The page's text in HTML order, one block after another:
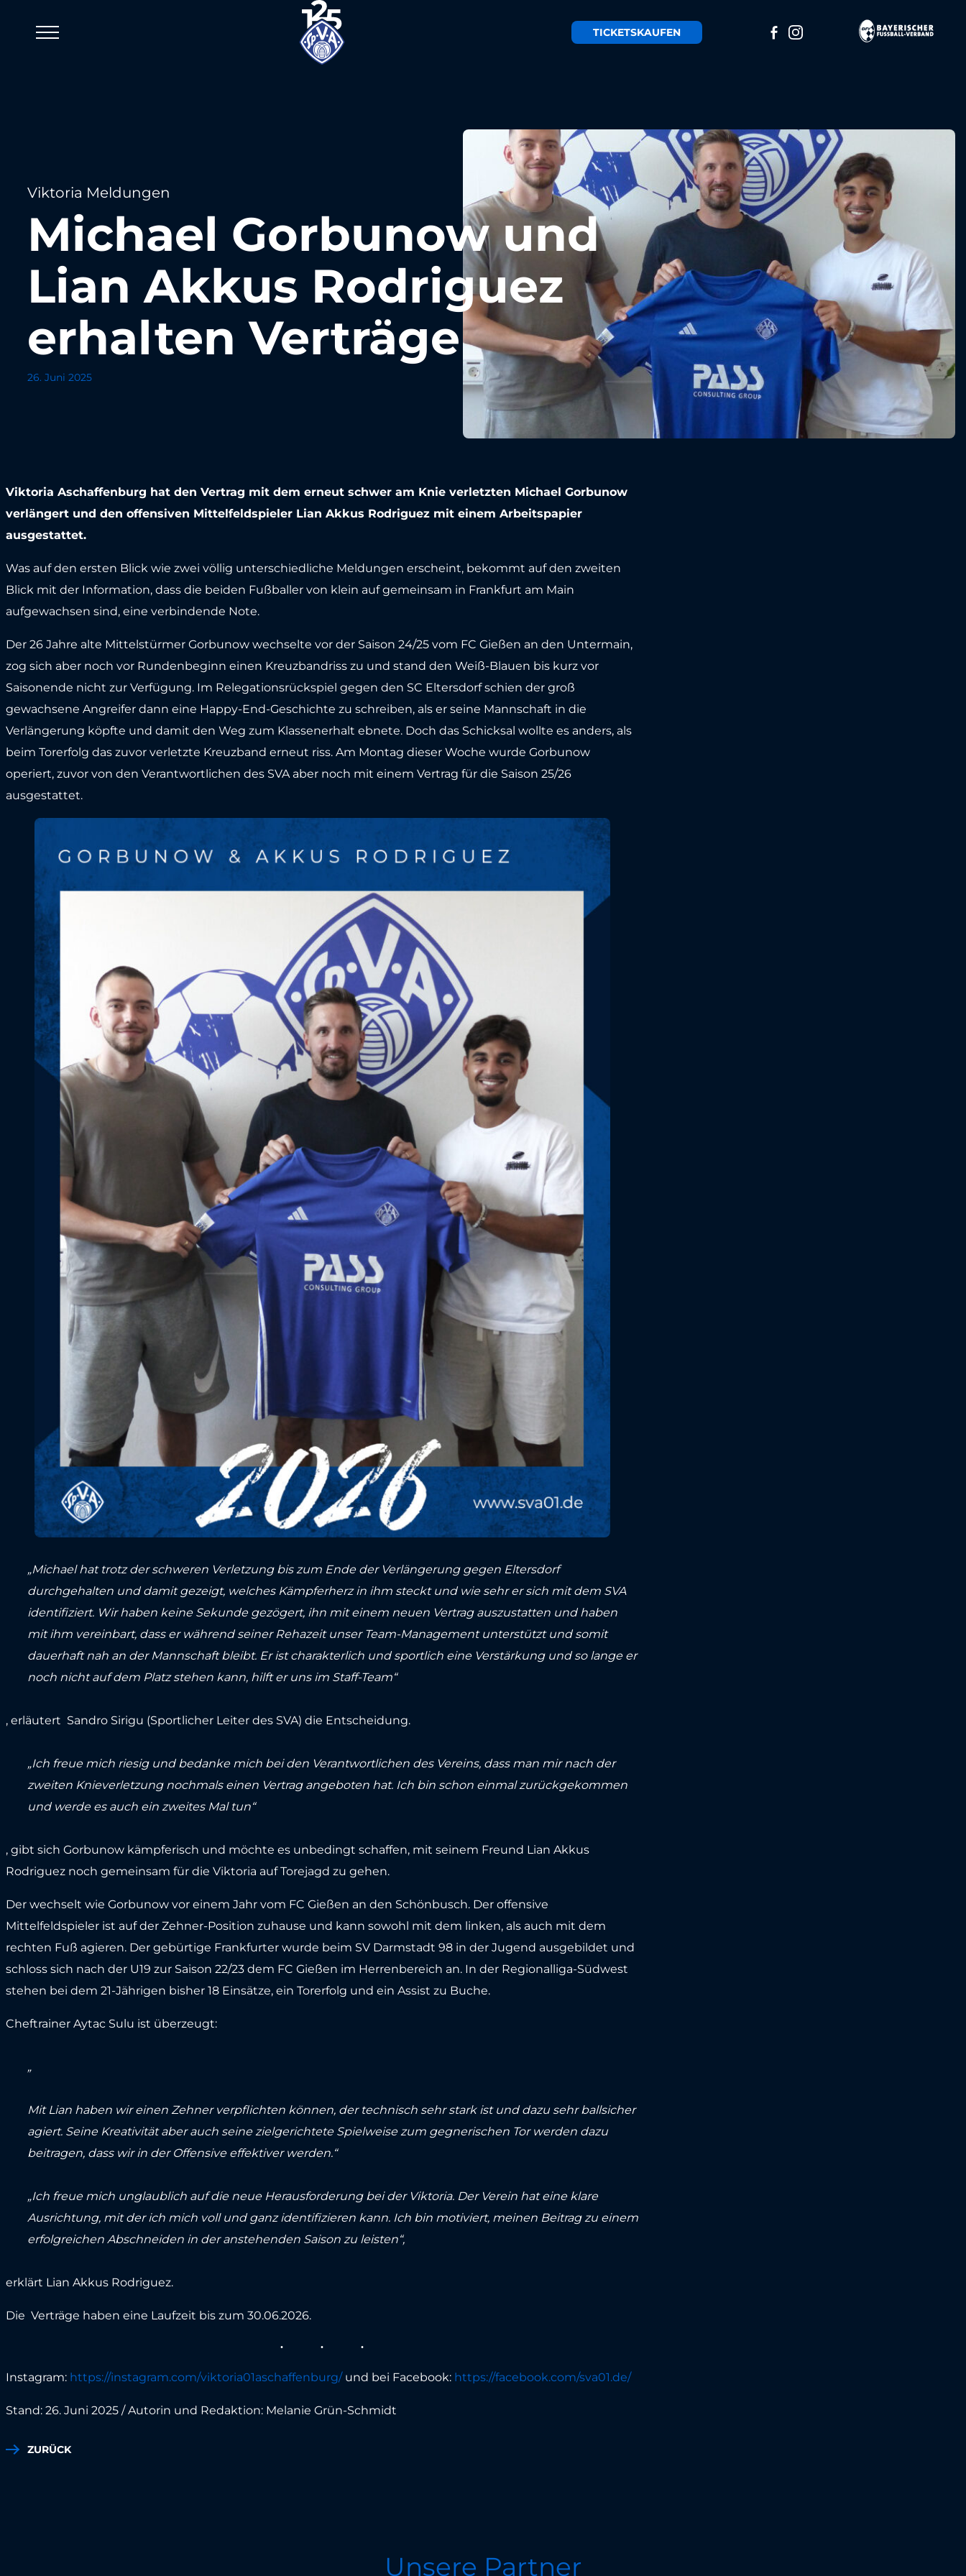
TICKETSKAUFEN
Viktoria Meldungen
Michael Gorbunow und
Lian Akkus Rodriguez
erhalten Verträge
26. Juni 2025
Viktoria Aschaffenburg hat den Vertrag mit dem erneut schwer am Knie verletzten Michael Gorbunow
verlängert und den offensiven Mittelfeldspieler Lian Akkus Rodriguez mit einem Arbeitspapier
ausgestattet.
Was auf den ersten Blick wie zwei völlig unterschiedliche Meldungen erscheint, bekommt auf den zweiten
Blick mit der Information, dass die beiden Fußballer von klein auf gemeinsam in Frankfurt am Main
aufgewachsen sind, eine verbindende Note.
Der 26 Jahre alte Mittelstürmer Gorbunow wechselte vor der Saison 24/25 vom FC Gießen an den Untermain,
zog sich aber noch vor Rundenbeginn einen Kreuzbandriss zu und stand den Weiß-Blauen bis kurz vor
Saisonende nicht zur Verfügung. Im Relegationsrückspiel gegen den SC Eltersdorf schien der groß
gewachsene Angreifer dann eine Happy-End-Geschichte zu schreiben, als er seine Mannschaft in die
Verlängerung köpfte und damit den Weg zum Klassenerhalt ebnete. Doch das Schicksal wollte es anders, als
beim Torerfolg das zuvor verletzte Kreuzband erneut riss. Am Montag dieser Woche wurde Gorbunow
operiert, zuvor von den Verantwortlichen des SVA aber noch mit einem Vertrag für die Saison 25/26
ausgestattet.
„Michael hat trotz der schweren Verletzung bis zum Ende der Verlängerung gegen Eltersdorf
durchgehalten und damit gezeigt, welches Kämpferherz in ihm steckt und wie sehr er sich mit dem SVA
identifiziert. Wir haben keine Sekunde gezögert, ihn mit einem neuen Vertrag auszustatten und haben
mit ihm vereinbart, dass er während seiner Rehazeit unser Team-Management unterstützt und somit
dauerhaft nah an der Mannschaft bleibt. Er ist charakterlich und sportlich eine Verstärkung und so lange er
noch nicht auf dem Platz stehen kann, hilft er uns im Staff-Team“
, erläutert Sandro Sirigu (Sportlicher Leiter des SVA) die Entscheidung.
„Ich freue mich riesig und bedanke mich bei den Verantwortlichen des Vereins, dass man mir nach der
zweiten Knieverletzung nochmals einen Vertrag angeboten hat. Ich bin schon einmal zurückgekommen
und werde es auch ein zweites Mal tun“
, gibt sich Gorbunow kämpferisch und möchte es unbedingt schaffen, mit seinem Freund Lian Akkus
Rodriguez noch gemeinsam für die Viktoria auf Torejagd zu gehen.
Der wechselt wie Gorbunow vor einem Jahr vom FC Gießen an den Schönbusch. Der offensive
Mittelfeldspieler ist auf der Zehner-Position zuhause und kann sowohl mit dem linken, als auch mit dem
rechten Fuß agieren. Der gebürtige Frankfurter wurde beim SV Darmstadt 98 in der Jugend ausgebildet und
schloss sich nach der U19 zur Saison 22/23 dem FC Gießen im Herrenbereich an. In der Regionalliga-Südwest
stehen bei dem 21-Jährigen bisher 18 Einsätze, ein Torerfolg und ein Assist zu Buche.
Cheftrainer Aytac Sulu ist überzeugt:
„
Mit Lian haben wir einen Zehner verpflichten können, der technisch sehr stark ist und dazu sehr ballsicher
agiert. Seine Kreativität aber auch seine zielgerichtete Spielweise zum gegnerischen Tor werden dazu
beitragen, dass wir in der Offensive effektiver werden.“
„Ich freue mich unglaublich auf die neue Herausforderung bei der Viktoria. Der Verein hat eine klare
Ausrichtung, mit der ich mich voll und ganz identifizieren kann. Ich bin motiviert, meinen Beitrag zu einem
erfolgreichen Abschneiden in der anstehenden Saison zu leisten“,
erklärt Lian Akkus Rodriguez.
Die Verträge haben eine Laufzeit bis zum 30.06.2026.
Instagram: https://instagram.com/viktoria01aschaffenburg/und bei Facebook: https://facebook.com/sva01.de/
Stand: 26. Juni 2025 / Autorin und Redaktion: Melanie Grün-Schmidt
ZURÜCK
Unsere Partner